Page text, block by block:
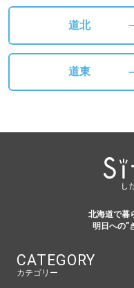
道北
道東
北海道で暮
明日への”
CATEGORY
カテゴリー